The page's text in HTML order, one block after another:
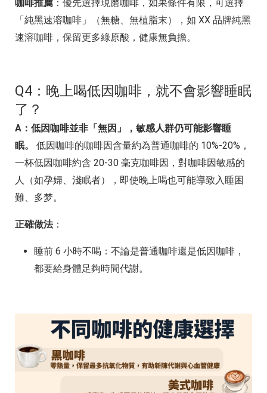
咖啡推薦 ：優先選擇現磨咖啡，如果條件有限，可選擇
「純黑速溶咖啡」（無糖、無植脂末），如 XX 品牌純黑
速溶咖啡，保留更多綠原酸，健康無負擔。
Q4：晚上喝低因咖啡，就不會影響睡眠
了？
A：低因咖啡並非「無因」，敏感人群仍可能影響睡
眠。
低因咖啡的咖啡因含量約為普通咖啡的 10%-20%，
一杯低因咖啡約含 20-30 毫克咖啡因，對咖啡因敏感的
人（如孕婦、淺眠者），即使晚上喝也可能導致入睡困
難、多梦。
正確做法：
睡前 6 小時不喝：不論是普通咖啡還是低因咖啡，
都要給身體足夠時間代謝。